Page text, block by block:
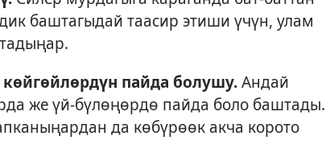
баштагыдай таасир этиши үчүн, улам
пайда болушу.Андай
же үй-бүлөңөрдө пайда боло баштады.
да көбүрөөк акча корото